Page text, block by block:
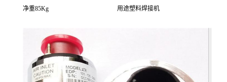
净重85Kg 用途塑料焊接机